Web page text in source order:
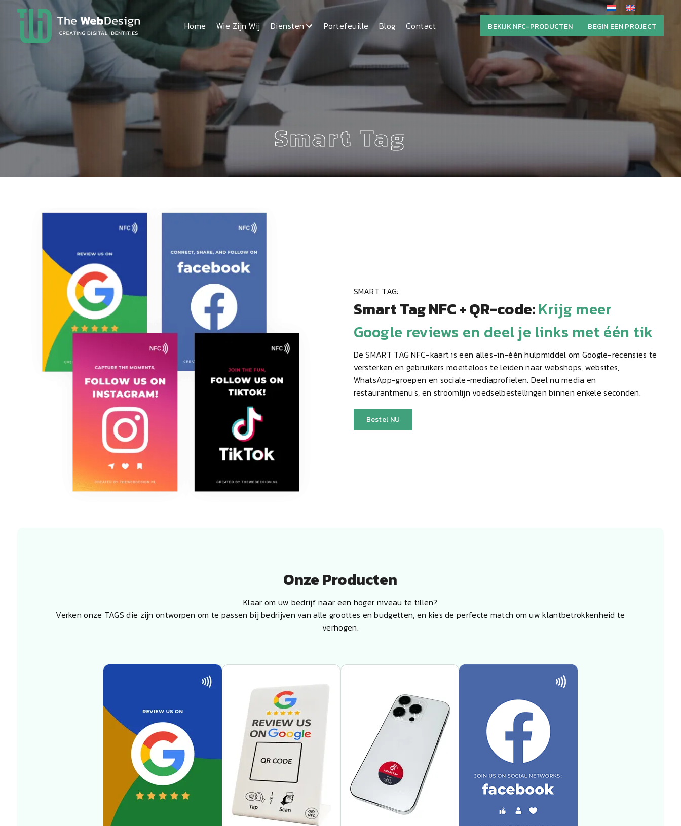
The
Home Wie Zijn Wij Diensten Portefeuille Blog Contact BEKIJK NFC-PRODUCTEN BEGIN EEN PROJECT
Smart Tag
SMART TAG:
Smart Tag NFC + QR-code: Krijg meer
Google reviews en deel je links met één tik
De SMART TAG NFC-kaart is een alles-in-één hulpmiddel om Google-recensies te
versterken en gebruikers moeiteloos te leiden naar webshops, websites,
WhatsApp-groepen en sociale-mediaprofielen. Deel nu media en
restaurantmenu's, en stroomlijn voedselbestellingen binnen enkele seconden.
Bestel NU
Onze Producten
Klaar om uw bedrijf naar een hoger niveau te tillen?
Verken onze TAGS die zijn ontworpen om te passen bij bedrijven van alle groottes en budgetten, en kies de perfecte match om uw klantbetrokkenheid te
verhogen.